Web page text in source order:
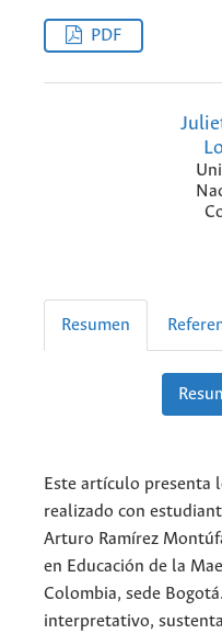
PDF
Resumen
Este artículo presenta
realizado con
Arturo Ramírez
en Educación de la
Colombia, sede
interpretativo,